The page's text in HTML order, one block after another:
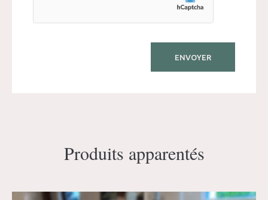
Produits apparentés